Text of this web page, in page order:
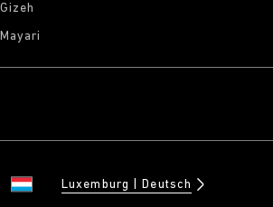
Gizeh
Mayari
Luxemburg Deutsch